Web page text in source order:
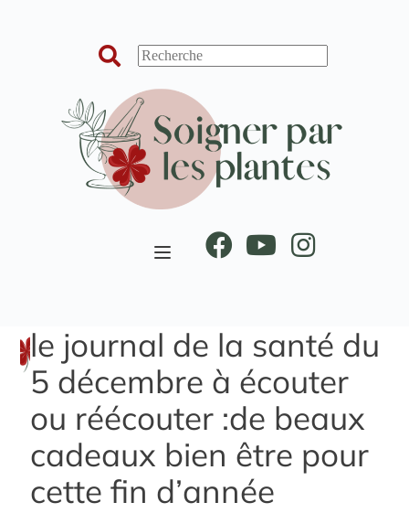
le journal de la santé du
5 décembre à écouter
ou réécouter :de beaux
cadeaux bien être pour
cette fin d’année